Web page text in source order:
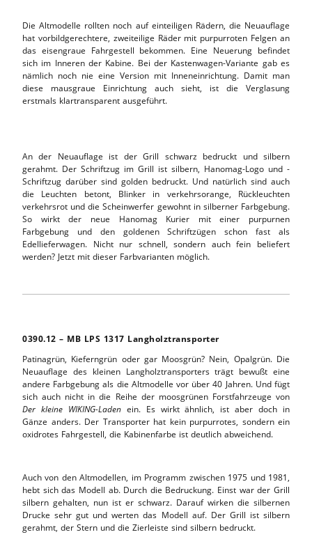
Die Altmodelle rollten noch auf einteiligen Rädern, die Neuauflage
hat vorbildgerechtere, zweiteilige Räder mit purpurroten Felgen an
das eisengraue Fahrgestell bekommen. Eine Neuerung befindet
sich im Inneren der Kabine. Bei der Kastenwagen-Variante gab es
nämlich noch nie eine Version mit Inneneinrichtung. Damit man
diese mausgraue Einrichtung auch sieht, ist die Verglasung
erstmals klartransparent ausgeführt.
An der Neuauflage ist der Grill schwarz bedruckt und silbern
gerahmt. Der Schriftzug im Grill ist silbern, Hanomag-Logo und -
Schriftzug darüber sind golden bedruckt. Und natürlich sind auch
die Leuchten betont, Blinker in verkehrsorange, Rückleuchten
verkehrsrot und die Scheinwerfer gewohnt in silberner Farbgebung.
So wirkt der neue Hanomag Kurier mit einer purpurnen
Farbgebung und den goldenen Schriftzügen schon fast als
Edellieferwagen. Nicht nur schnell, sondern auch fein beliefert
werden? Jetzt mit dieser Farbvarianten möglich.
0390.12 – MB LPS 1317 Langholztransporter
Patinagrün, Kieferngrün oder gar Moosgrün? Nein, Opalgrün. Die
Neuauflage des kleinen Langholztransporters trägt bewußt eine
andere Farbgebung als die Altmodelle vor über 40 Jahren. Und fügt
sich auch nicht in die Reihe der moosgrünen Forstfahrzeuge von
Der kleine WIKING-Ladenein. Es wirkt ähnlich, ist aber doch in
Gänze anders. Der Transporter hat kein purpurrotes, sondern ein
oxidrotes Fahrgestell, die Kabinenfarbe ist deutlich abweichend.
Auch von den Altmodellen, im Programm zwischen 1975 und 1981,
hebt sich das Modell ab. Durch die Bedruckung. Einst war der Grill
silbern gehalten, nun ist er schwarz. Darauf wirken die silbernen
Drucke sehr gut und werten das Modell auf. Der Grill ist silbern
gerahmt, der Stern und die Zierleiste sind silbern bedruckt.